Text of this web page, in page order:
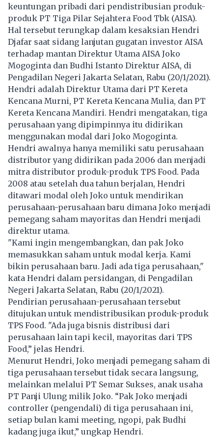
keuntungan pribadi dari pendistribusian produk-
produk PT Tiga Pilar Sejahtera Food Tbk (AISA).
Hal tersebut terungkap dalam kesaksian Hendri
Djafar saat sidang lanjutan gugatan investor AISA
terhadap mantan Direktur Utama AISA Joko
Mogoginta dan Budhi Istanto Direktur AISA, di
Pengadilan Negeri Jakarta Selatan, Rabu (20/1/2021).
Hendri adalah Direktur Utama dari PT Kereta
Kencana Murni, PT Kereta Kencana Mulia, dan PT
Kereta Kencana Mandiri. Hendri mengatakan, tiga
perusahaan yang dipimpinnya itu didirikan
menggunakan modal dari Joko Mogoginta.
Hendri awalnya hanya memiliki satu perusahaan
distributor yang didirikan pada 2006 dan menjadi
mitra distributor produk-produk TPS Food. Pada
2008 atau setelah dua tahun berjalan, Hendri
ditawari modal oleh Joko untuk mendirikan
perusahaan-perusahaan baru dimana Joko menjadi
pemegang saham mayoritas dan Hendri menjadi
direktur utama.
"Kami ingin mengembangkan, dan pak Joko
memasukkan saham untuk modal kerja. Kami
bikin perusahaan baru. Jadi ada tiga perusahaan,"
kata Hendri dalam persidangan, di Pengadilan
Negeri Jakarta Selatan, Rabu (20/1/2021).
Pendirian perusahaan-perusahaan tersebut
ditujukan untuk mendistribusikan produk-produk
TPS Food. "Ada juga bisnis distribusi dari
perusahaan lain tapi kecil, mayoritas dari TPS
Food,” jelas Hendri.
Menurut Hendri, Joko menjadi pemegang saham di
tiga perusahaan tersebut tidak secara langsung,
melainkan melalui PT Semar Sukses, anak usaha
PT Panji Ulung milik Joko. “Pak Joko menjadi
controller (pengendali) di tiga perusahaan ini,
setiap bulan kami meeting, ngopi, pak Budhi
kadang juga ikut,” ungkap Hendri.